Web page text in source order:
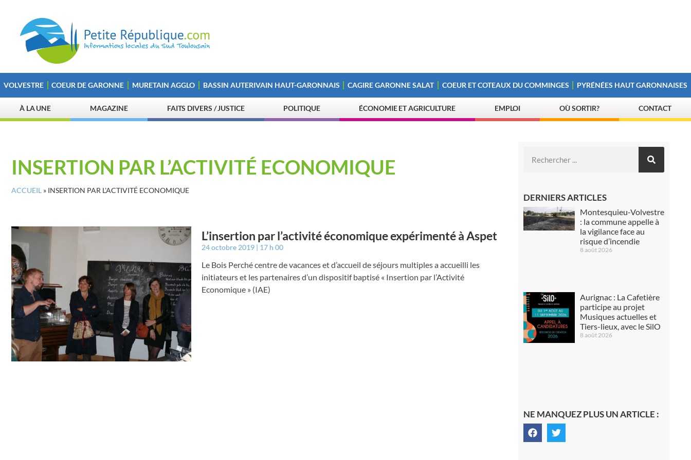
VOLVESTRE COEUR DE GARONNE MURETAIN AGGLO BASSIN AUTERIVAIN HAUT-GARONNAIS CAGIRE GARONNE SALAT COEUR ET COTEAUX DU COMMINGES PYRÉNÉES HAUT GARONNAISES
À LA UNE MAGAZINE FAITS DIVERS / JUSTICE POLITIQUE ÉCONOMIE ET AGRICULTURE EMPLOI OÙ SORTIR? CONTACT
INSERTION PAR L’ACTIVITÉ ECONOMIQUE
ACCUEIL » INSERTION PAR L'ACTIVITÉ ECONOMIQUE
L’insertion par l’activité économique expérimenté à Aspet
24 octobre 2019 17 h 00
Le Bois Perché centre de vacances et d’accueil de séjours multiples a accueilli les
initiateurs et les partenaires d’un dispositif baptisé « Insertion par l’Activité
Economique » (IAE)
DERNIERS ARTICLES
Montesquieu-Volvestre
: la commune appelle à
la vigilance face au
risque d’incendie
8 août 2026
Aurignac : La Cafetière
participe au projet
Musiques actuelles et
Tiers-lieux, avec le SilO
8 août 2026
NE MANQUEZ PLUS UN ARTICLE :